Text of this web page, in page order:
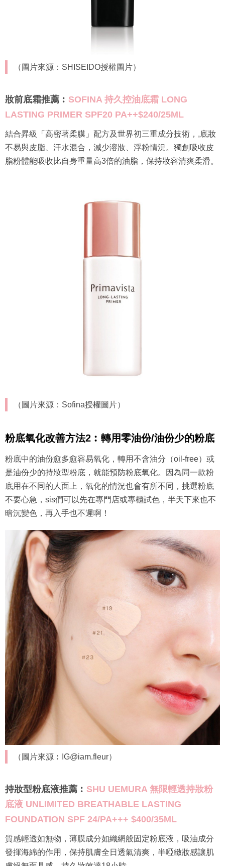
（圖片來源：SHISEIDO授權圖片）
妝前底霜推薦︰ SOFINA 持久控油底霜 LONG
LASTING PRIMER SPF20 PA++$240/25ML
結合昇級「高密著柔膜」配方及世界初三重成分技術，,底妝
不易與皮脂、汗水混合，減少溶妝、浮粉情況。獨創吸收皮
脂粉體能吸收比自身重量高3倍的油脂，保持妝容清爽柔滑。
（圖片來源：Sofina授權圖片）
粉底氧化改善方法2︰轉用零油份/油份少的粉底
粉底中的油份愈多愈容易氧化，轉用不含油分（oil-free）或
是油份少的持妝型粉底，就能預防粉底氧化。因為同一款粉
底用在不同的人面上，氧化的情況也會有所不同，挑選粉底
不要心急，sis們可以先在專門店或專櫃試色，半天下來也不
暗沉變色，再入手也不遲啊！
（圖片來源︰IG@iam.fleur）
持妝型粉底液推薦︰ SHU UEMURA 無限輕透持妝粉
底液 UNLIMITED BREATHABLE LASTING
FOUNDATION SPF 24/PA+++ $400/35ML
質感輕透如無物，薄膜成分如織網般固定粉底液，吸油成分
發揮海綿的作用，保持肌膚全日透氣清爽，半啞緻妝感讓肌